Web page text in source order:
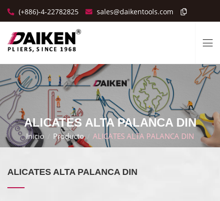
(+886)-4-22782825 sales@daikentools.com
ALICATES ALTA PALANCA DIN
Inicio Producto ALICATES ALTA PALANCA DIN
ALICATES ALTA PALANCA DIN